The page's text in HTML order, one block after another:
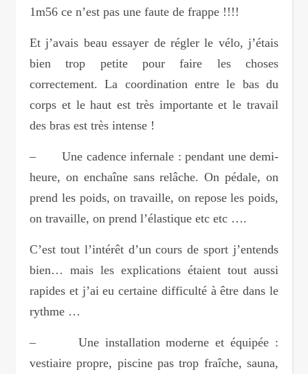
1m56 ce n’est pas une faute de frappe !!!!
Et j’avais beau essayer de régler le vélo, j’étais
bien trop petite pour faire les choses
correctement. La coordination entre le bas du
corps et le haut est très importante et le travail
des bras est très intense !
– Une cadence infernale : pendant une demi-
heure, on enchaîne sans relâche. On pédale, on
prend les poids, on travaille, on repose les poids,
on travaille, on prend l’élastique etc etc ….
C’est tout l’intérêt d’un cours de sport j’entends
bien… mais les explications étaient tout aussi
rapides et j’ai eu certaine difficulté à être dans le
rythme …
– Une installation moderne et équipée :
vestiaire propre, piscine pas trop fraîche, sauna,